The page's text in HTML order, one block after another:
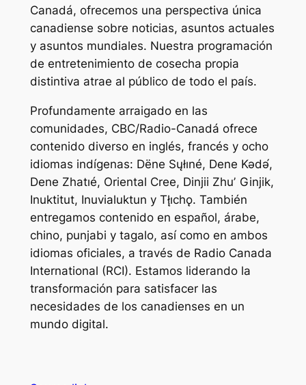
Canadá, ofrecemos una perspectiva única
canadiense sobre noticias, asuntos actuales
y asuntos mundiales. Nuestra programación
de entretenimiento de cosecha propia
distintiva atrae al público de todo el país.
Profundamente arraigado en las
comunidades, CBC/Radio-Canadá ofrece
contenido diverso en inglés, francés y ocho
idiomas indígenas: Dëne Sųłıné, Dene Kǝdǝ́,
Dene Zhatıé, Oriental Cree, Dinjii Zhuʼ Ginjik,
Inuktitut, Inuvialuktun y Tłı̨chǫ. También
entregamos contenido en español, árabe,
chino, punjabi y tagalo, así como en ambos
idiomas oficiales, a través de Radio Canada
International (RCI). Estamos liderando la
transformación para satisfacer las
necesidades de los canadienses en un
mundo digital.